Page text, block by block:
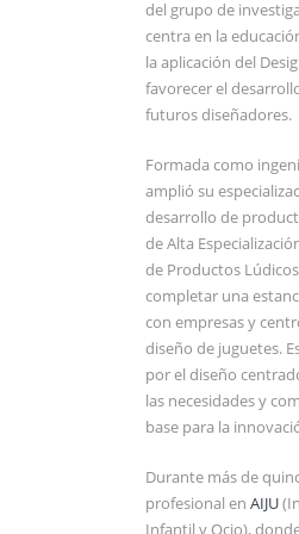
del grupo de
centra en la
la aplicación del
favorecer el
futuros diseñadores.
Formada como
amplió su
desarrollo de
de Alta
de Productos
completar una
con empresas y
diseño de juguetes.
por el diseño
las necesidades y
base para la
Durante más de
profesional en AIJU
Infantil y Ocio),